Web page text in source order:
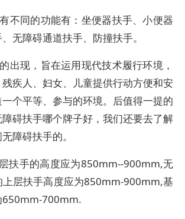
不同的功能有：坐便器扶手、小便器
无障碍通道扶手、防撞扶手。
出现，旨在运用现代技术履行环境，
疾人、妇女、儿童提供行动方便和安
个平等、参与的环境。后值得一提的
碍扶手哪个牌子好，我们还要去了解
障碍扶手的。
扶手的高度应为850mm--900mm,无
上层扶手高度应为850mm-900mm,基
650mm-700mm.